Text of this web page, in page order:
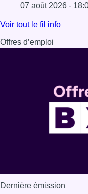
07 août 2026 -
Lire l'article Les
Voir tout le fil info
Offres d’emploi
Dernière émission